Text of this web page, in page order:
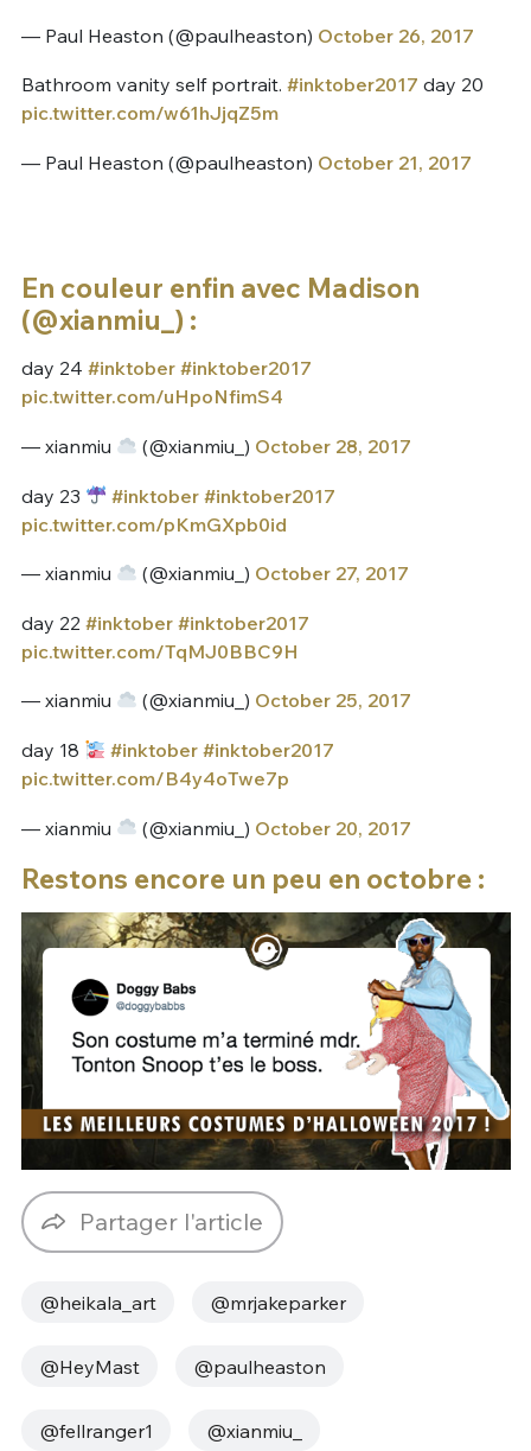
— Paul Heaston (@paulheaston) October 26, 2017
Bathroom vanity self portrait. #inktober2017 day 20
pic.twitter.com/w61hJjqZ5m
— Paul Heaston (@paulheaston) October 21, 2017
En couleur enfin avec Madison
(@xianmiu_) :
day 24 #inktober #inktober2017
pic.twitter.com/uHpoNfimS4
— xianmiu (@xianmiu_) October 28, 2017
day 23 #inktober #inktober2017
pic.twitter.com/pKmGXpb0id
— xianmiu (@xianmiu_) October 27, 2017
day 22 #inktober #inktober2017
pic.twitter.com/TqMJ0BBC9H
— xianmiu (@xianmiu_) October 25, 2017
day 18 #inktober #inktober2017
pic.twitter.com/B4y4oTwe7p
— xianmiu (@xianmiu_) October 20, 2017
Restons encore un peu en octobre :
Partager l'article
@heikala_art @mrjakeparker
@HeyMast @paulheaston
@fellranger1 @xianmiu_